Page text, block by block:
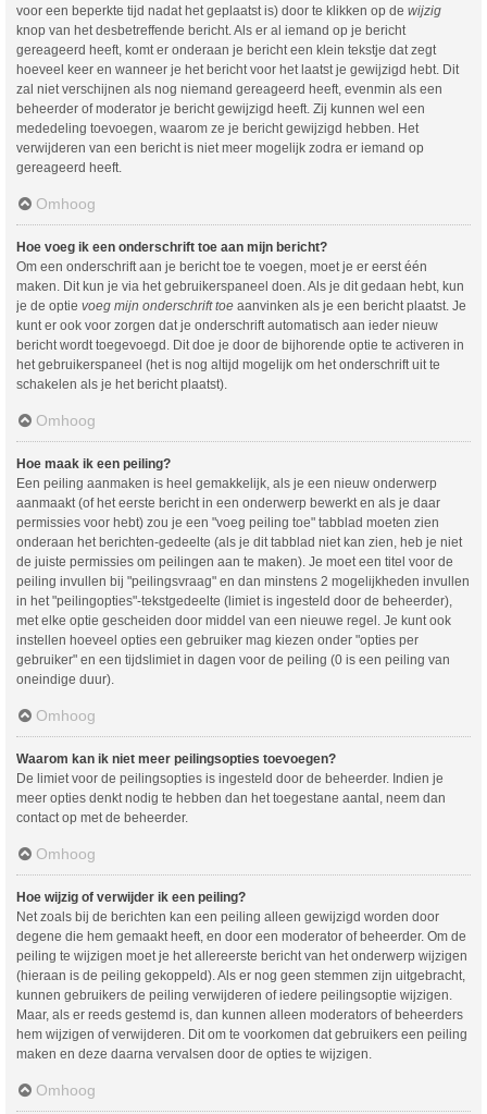
voor een beperkte tijd nadat het geplaatst is) door te klikken op de wijzig
knop van het desbetreffende bericht. Als er al iemand op je bericht
gereageerd heeft, komt er onderaan je bericht een klein tekstje dat zegt
hoeveel keer en wanneer je het bericht voor het laatst je gewijzigd hebt. Dit
zal niet verschijnen als nog niemand gereageerd heeft, evenmin als een
beheerder of moderator je bericht gewijzigd heeft. Zij kunnen wel een
mededeling toevoegen, waarom ze je bericht gewijzigd hebben. Het
verwijderen van een bericht is niet meer mogelijk zodra er iemand op
gereageerd heeft.
Omhoog
Hoe voeg ik een onderschrift toe aan mijn bericht?
Om een onderschrift aan je bericht toe te voegen, moet je er eerst één
maken. Dit kun je via het gebruikerspaneel doen. Als je dit gedaan hebt, kun
je de optie voeg mijn onderschrift toe aanvinken als je een bericht plaatst. Je
kunt er ook voor zorgen dat je onderschrift automatisch aan ieder nieuw
bericht wordt toegevoegd. Dit doe je door de bijhorende optie te activeren in
het gebruikerspaneel (het is nog altijd mogelijk om het onderschrift uit te
schakelen als je het bericht plaatst).
Omhoog
Hoe maak ik een peiling?
Een peiling aanmaken is heel gemakkelijk, als je een nieuw onderwerp
aanmaakt (of het eerste bericht in een onderwerp bewerkt en als je daar
permissies voor hebt) zou je een "voeg peiling toe" tabblad moeten zien
onderaan het berichten-gedeelte (als je dit tabblad niet kan zien, heb je niet
de juiste permissies om peilingen aan te maken). Je moet een titel voor de
peiling invullen bij "peilingsvraag" en dan minstens 2 mogelijkheden invullen
in het "peilingopties"-tekstgedeelte (limiet is ingesteld door de beheerder),
met elke optie gescheiden door middel van een nieuwe regel. Je kunt ook
instellen hoeveel opties een gebruiker mag kiezen onder "opties per
gebruiker" en een tijdslimiet in dagen voor de peiling (0 is een peiling van
oneindige duur).
Omhoog
Waarom kan ik niet meer peilingsopties toevoegen?
De limiet voor de peilingsopties is ingesteld door de beheerder. Indien je
meer opties denkt nodig te hebben dan het toegestane aantal, neem dan
contact op met de beheerder.
Omhoog
Hoe wijzig of verwijder ik een peiling?
Net zoals bij de berichten kan een peiling alleen gewijzigd worden door
degene die hem gemaakt heeft, en door een moderator of beheerder. Om de
peiling te wijzigen moet je het allereerste bericht van het onderwerp wijzigen
(hieraan is de peiling gekoppeld). Als er nog geen stemmen zijn uitgebracht,
kunnen gebruikers de peiling verwijderen of iedere peilingsoptie wijzigen.
Maar, als er reeds gestemd is, dan kunnen alleen moderators of beheerders
hem wijzigen of verwijderen. Dit om te voorkomen dat gebruikers een peiling
maken en deze daarna vervalsen door de opties te wijzigen.
Omhoog